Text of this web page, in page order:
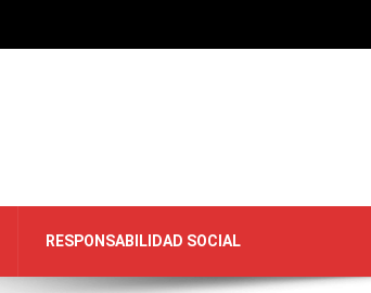
RESPONSABILIDAD SOCIAL